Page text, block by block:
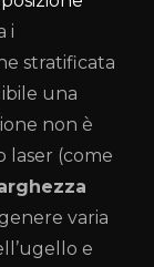
i
stratificata
una
non è
laser (come
varia
e